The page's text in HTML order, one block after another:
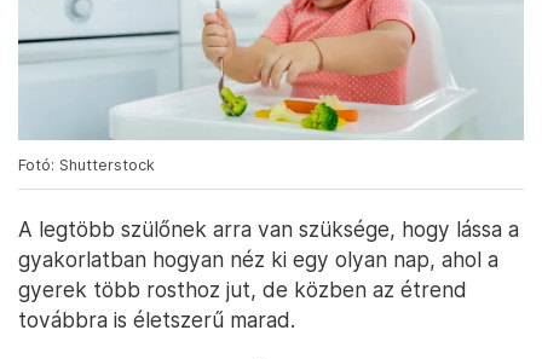
Fotó: Shutterstock
A legtöbb szülőnek arra van szüksége, hogy lássa a
gyakorlatban hogyan néz ki egy olyan nap, ahol a
gyerek több rosthoz jut, de közben az étrend
továbbra is életszerű marad.